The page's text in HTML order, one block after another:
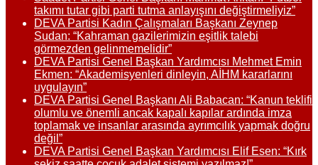
takımı tutar gibi parti tutma anlayışını değiştirmeliyiz”
DEVA Partisi Kadın Çalışmaları Başkanı Zeynep
Sudan: “Kahraman gazilerimizin eşitlik talebi
görmezden gelinmemelidir”
DEVA Partisi Genel Başkan Yardımcısı Mehmet Emin
Ekmen: “Akademisyenleri dinleyin, AİHM kararlarını
uygulayın”
DEVA Partisi Genel Başkanı Ali Babacan: “Kanun teklifi
olumlu ve önemli ancak kapalı kapılar ardında imza
toplamak ve insanlar arasında ayrımcılık yapmak doğru
değil”
DEVA Partisi Genel Başkan Yardımcısı Elif Esen: “Kırk